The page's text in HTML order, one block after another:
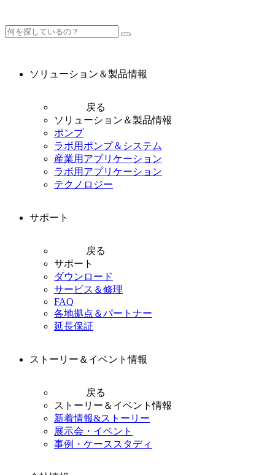
ソリューション＆製品情報
戻る
ソリューション＆製品情報
ポンプ
ラボ用ポンプ＆システム
産業用アプリケーション
ラボ用アプリケーション
テクノロジー
サポート
戻る
サポート
ダウンロード
サービス＆修理
FAQ
各地拠点＆パートナー
延長保証
ストーリー＆イベント情報
戻る
ストーリー＆イベント情報
新着情報&ストーリー
展示会・イベント
事例・ケーススタディ